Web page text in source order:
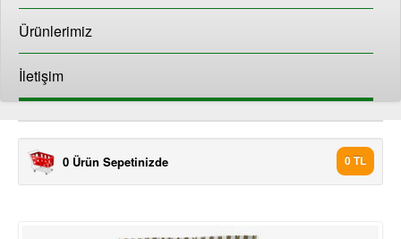
Ürünlerimiz
İletişim
0 Ürün Sepetinizde 0 TL